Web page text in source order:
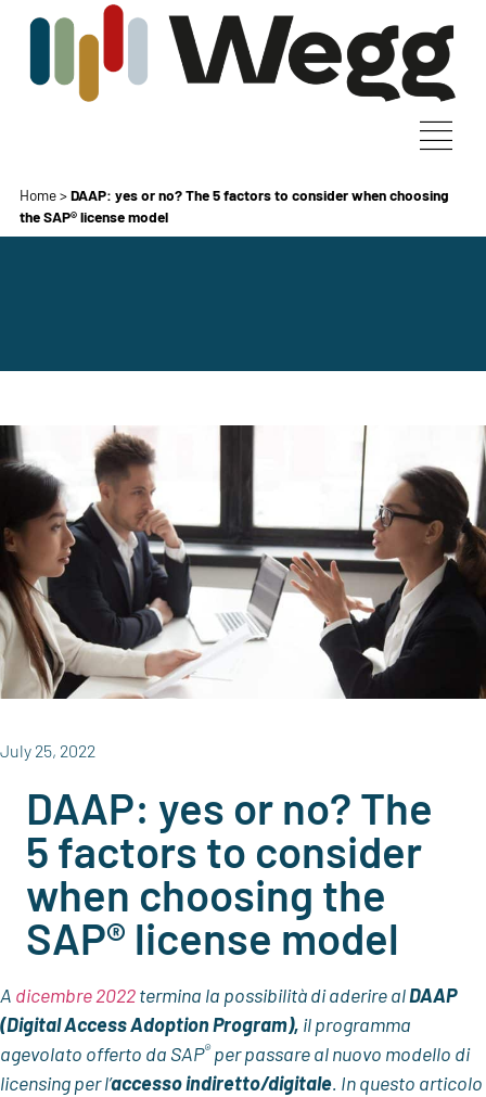
Home>DAAP: yes or no? The 5 factors to consider when choosing
the SAP® license model
July 25, 2022
DAAP: yes or no? The
5 factors to consider
when choosing the
SAP® license model
A dicembre 2022termina la possibilità di aderire alDAAP
(Digital Access Adoption Program), il programma
agevolato offerto da SAP®per passare al nuovo modello di
licensing per l’accesso indiretto/digitale. In questo articolo